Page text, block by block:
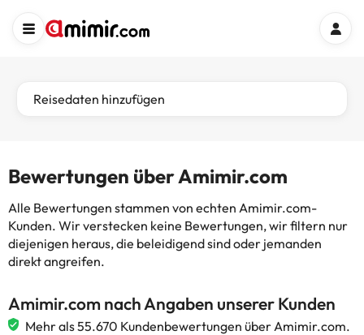
Reisedaten hinzufügen
Bewertungen über Amimir.com
Alle Bewertungen stammen von echten Amimir.com-
Kunden. Wir verstecken keine Bewertungen, wir filtern nur
diejenigen heraus, die beleidigend sind oder jemanden
direkt angreifen.
Amimir.com nach Angaben unserer Kunden
Mehr als 55.670 Kundenbewertungen über Amimir.com.